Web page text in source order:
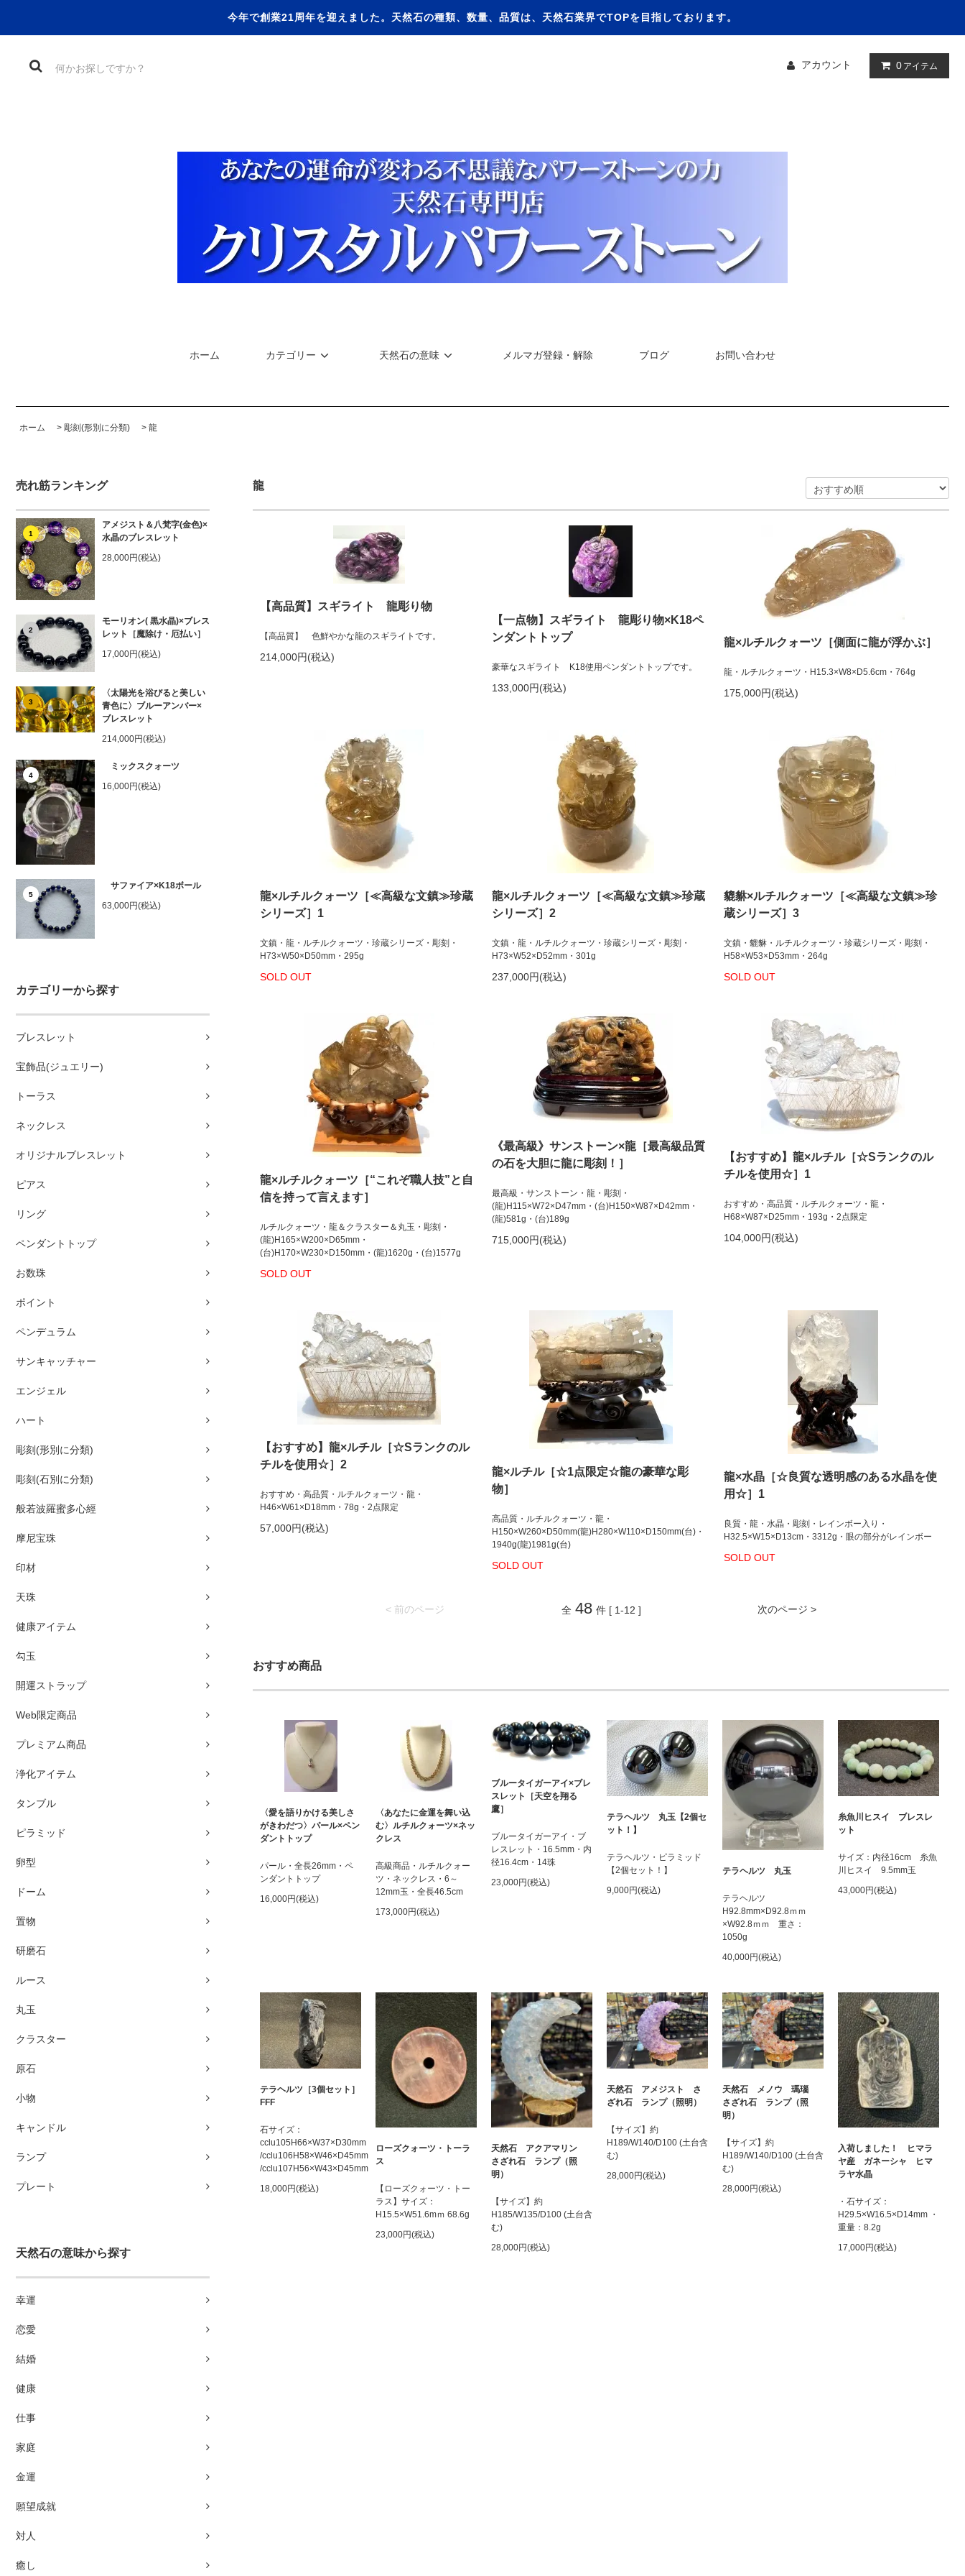
今年で創業21周年を迎えました。天然石の種類、数量、品質は、天然石業界でTOPを目指しております。
アカウント 0 アイテム
ホーム カテゴリー 天然石の意味 メルマガ登録・解除 ブログ お問い合わせ
ホーム > 彫刻(形別に分類) > 龍
売れ筋ランキング
1
アメジスト＆八梵字(金色)×
水晶のブレスレット
28,000円(税込)
2
モーリオン( 黒水晶)×ブレス
レット［魔除け・厄払い］
17,000円(税込)
3
〈太陽光を浴びると美しい
青色に〉ブルーアンバー×
ブレスレット
214,000円(税込)
4
ミックスクォーツ
16,000円(税込)
5
サファイア×K18ボール
63,000円(税込)
カテゴリーから探す
ブレスレット
宝飾品(ジュエリー)
トーラス
ネックレス
オリジナルブレスレット
ピアス
リング
ペンダントトップ
お数珠
ポイント
ペンデュラム
サンキャッチャー
エンジェル
ハート
彫刻(形別に分類)
彫刻(石別に分類)
般若波羅蜜多心經
摩尼宝珠
印材
天珠
健康アイテム
勾玉
開運ストラップ
Web限定商品
プレミアム商品
浄化アイテム
タンブル
ピラミッド
卵型
ドーム
置物
研磨石
ルース
丸玉
クラスター
原石
小物
キャンドル
ランプ
プレート
天然石の意味から探す
幸運
恋愛
結婚
健康
仕事
家庭
金運
願望成就
対人
癒し
龍
【高品質】スギライト 龍彫り物
【高品質】 色鮮やかな龍のスギライトです。
214,000円(税込)
【一点物】スギライト 龍彫り物×K18ペ
ンダントトップ
豪華なスギライト K18使用ペンダントトップです。
133,000円(税込)
龍×ルチルクォーツ［側面に龍が浮かぶ］
龍・ルチルクォーツ・H15.3×W8×D5.6cm・764g
175,000円(税込)
龍×ルチルクォーツ［≪高級な文鎮≫珍蔵
シリーズ］1
文鎮・龍・ルチルクォーツ・珍蔵シリーズ・彫刻・
H73×W50×D50mm・295g
SOLD OUT
龍×ルチルクォーツ［≪高級な文鎮≫珍蔵
シリーズ］2
文鎮・龍・ルチルクォーツ・珍蔵シリーズ・彫刻・
H73×W52×D52mm・301g
237,000円(税込)
貔貅×ルチルクォーツ［≪高級な文鎮≫珍
蔵シリーズ］3
文鎮・貔貅・ルチルクォーツ・珍蔵シリーズ・彫刻・
H58×W53×D53mm・264g
SOLD OUT
龍×ルチルクォーツ［“これぞ職人技”と自
信を持って言えます］
ルチルクォーツ・龍＆クラスター＆丸玉・彫刻・
(龍)H165×W200×D65mm・
(台)H170×W230×D150mm・(龍)1620g・(台)1577g
SOLD OUT
《最高級》サンストーン×龍［最高級品質
の石を大胆に龍に彫刻！］
最高級・サンストーン・龍・彫刻・
(龍)H115×W72×D47mm・(台)H150×W87×D42mm・
(龍)581g・(台)189g
715,000円(税込)
【おすすめ】龍×ルチル［☆Sランクのル
チルを使用☆］1
おすすめ・高品質・ルチルクォーツ・龍・
H68×W87×D25mm・193g・2点限定
104,000円(税込)
【おすすめ】龍×ルチル［☆Sランクのル
チルを使用☆］2
おすすめ・高品質・ルチルクォーツ・龍・
H46×W61×D18mm・78g・2点限定
57,000円(税込)
龍×ルチル［☆1点限定☆龍の豪華な彫
物］
高品質・ルチルクォーツ・龍・
H150×W260×D50mm(龍)H280×W110×D150mm(台)・
1940g(龍)1981g(台)
SOLD OUT
龍×水晶［☆良質な透明感のある水晶を使
用☆］1
良質・龍・水晶・彫刻・レインボー入り・
H32.5×W15×D13cm・3312g・眼の部分がレインボー
SOLD OUT
< 前のページ 次のページ >
全 48 件 [ 1-12 ]
おすすめ商品
〈愛を語りかける美しさ
がきわだつ〉パール×ペン
ダントトップ
パール・全長26mm・ペ
ンダントトップ
16,000円(税込)
〈あなたに金運を舞い込
む〉ルチルクォーツ×ネッ
クレス
高級商品・ルチルクォー
ツ・ネックレス・6～
12mm玉・全長46.5cm
173,000円(税込)
ブルータイガーアイ×ブレ
スレット［天空を翔る
鷹］
ブルータイガーアイ・ブ
レスレット・16.5mm・内
径16.4cm・14珠
23,000円(税込)
テラヘルツ 丸玉【2個セ
ット！】
テラヘルツ・ピラミッド
【2個セット！】
9,000円(税込)
テラヘルツ 丸玉
テラヘルツ
H92.8mm×D92.8ｍｍ
×W92.8ｍｍ 重さ：
1050g
40,000円(税込)
糸魚川ヒスイ ブレスレ
ット
サイズ：内径16cm 糸魚
川ヒスイ 9.5mm玉
43,000円(税込)
テラヘルツ［3個セット］
FFF
石サイズ：
cclu105H66×W37×D30mm
/cclu106H58×W46×D45mm
/cclu107H56×W43×D45mm
18,000円(税込)
ローズクォーツ・トーラ
ス
【ローズクォーツ・トー
ラス】サイズ：
H15.5×W51.6mｍ 68.6g
23,000円(税込)
天然石 アクアマリン
さざれ石 ランプ（照
明）
【サイズ】約
H185/W135/D100 (土台含
む)
28,000円(税込)
天然石 アメジスト さ
ざれ石 ランプ（照明）
【サイズ】約
H189/W140/D100 (土台含
む)
28,000円(税込)
天然石 メノウ 瑪瑙
さざれ石 ランプ（照
明）
【サイズ】約
H189/W140/D100 (土台含
む)
28,000円(税込)
入荷しました！ ヒマラ
ヤ産 ガネーシャ ヒマ
ラヤ水晶
・石サイズ：
H29.5×W16.5×D14mm ・
重量：8.2g
17,000円(税込)